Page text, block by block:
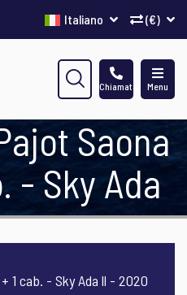
(€)
Italiano
Menu
Chiamata
Saona
- Sky Ada
1 cab. - Sky Ada ll - 2020